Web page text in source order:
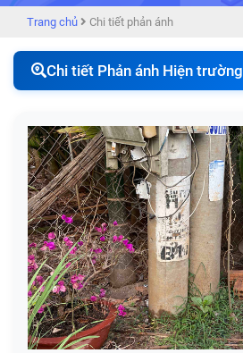
Trang chủ Chi tiết phản ánh
Chi tiết Phản ánh Hiện trường